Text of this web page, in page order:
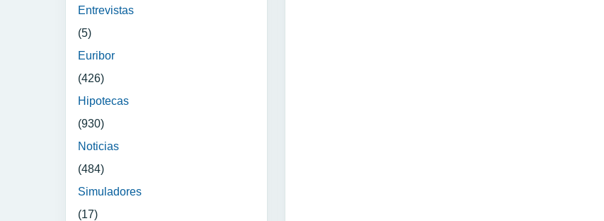
Entrevistas
(5)
Euribor
(426)
Hipotecas
(930)
Noticias
(484)
Simuladores
(17)